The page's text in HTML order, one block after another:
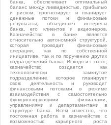
банка, обеспечивает оптимальный
баланс между ликвидностью, прибылью
и риском, прогнозирует и планирует
денежные потоки и финансовые
результаты, объединяет интересы
банка, его клиентов и акционеров.
Казначейство в банке является
относительно автономной структурой,
которая проводит финансовые
операции, как по собственной
инициативе, так и по поручению других
подразделений банка. Исходя из этого,
казначейство создается как
технологически замкнутое
подразделение, которое планирует
свою деятельность и руководит
финансовыми потоками в режиме
взаимодействия с самостоятельно
функционирующими филиалами,
управлениями и департаментами в
структуре банка. Всем известно, что
постоянная работа в казначействе с
возможностью карьерного роста